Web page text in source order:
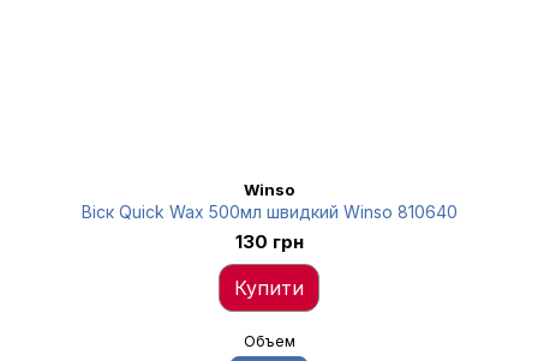
Winso
Віск Quick Wax 500мл швидкий Winso 810640
130 грн
Купити
Объем